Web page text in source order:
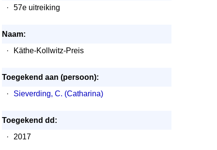
· 57e uitreiking
Naam:
·
Käthe-Kollwitz-Preis
Toegekend aan (persoon):
·
Sieverding, C. (Catharina)
Toegekend dd:
·
2017